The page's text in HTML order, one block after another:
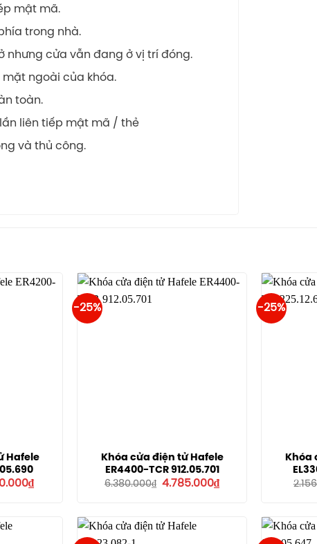
mật mã.
trong nhà.
nhưng cửa vẫn đang ở vị trí đóng.
ngoài của khóa.
toàn.
lần liên tiếp mật mã / thẻ
và thủ công.
Hafele
₫Giá
hiện
3.510.000₫.
-25%
Khóa cửa điện tử Hafele
ER4400-TCR 912.05.701
6.380.000₫ Giá
4.785.000₫Giá
hiện
4.785.000₫.
-25%
Khóa